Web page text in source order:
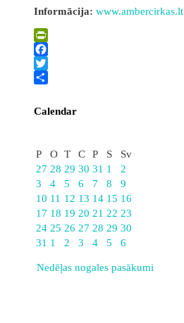
Informācija: www.ambercirkas.lt
PrintFriendly
Facebook
Twitter
Calendar
P
O T C P S
Sv
27 28 29 30 31 1
2
3
4 5 6 7 8
9
10 11 12 13 14 15 16
17 18 19 20 21 22 23
24 25 26 27 28 29 30
31 1 2 3 4 5 6
Nedēļas nogales pasākumi